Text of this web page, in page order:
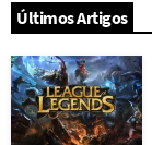
Últimos Artigos